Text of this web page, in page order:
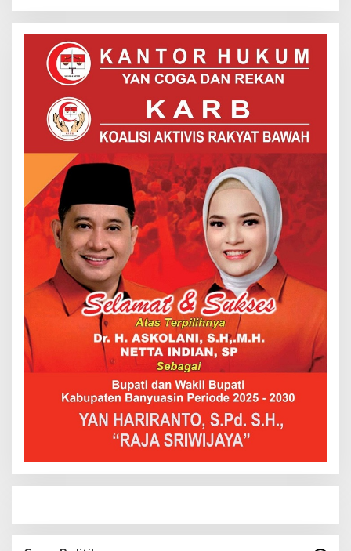
Yudi Bupati dan Wakil Bupati Terpilih Hasil